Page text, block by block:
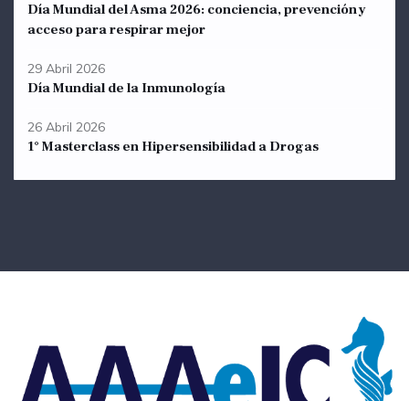
Día Mundial del Asma 2026: conciencia, prevención y
acceso para respirar mejor
29 Abril 2026
Día Mundial de la Inmunología
26 Abril 2026
1° Masterclass en Hipersensibilidad a Drogas